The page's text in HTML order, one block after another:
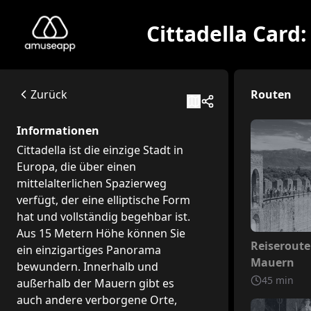
Cittadella Card: le Mura e i Luoghi della Cultura di Cittadella
Cittadella ist die einzige Stadt in Europa, die über einen
Available itineraries
The Walls: Erleben Sie die Erfahrung eines
Theaterroute
Das Teatro Sociale: Bewundern Sie das verborgene
Reiseroute der Kathedrale
Das Dommuseum: Besuchen Sie einen Ort voller
Reiseroute des Prätorianerpalastes
Der Prätorianerpalast: Tauchen Sie ein in die
Rednerroute
Das Oratorium des Erlösers: Betreten Sie diese kostbare
Zurück
Informationen
Cittadella ist die einzige Stadt in
Europa, die über einen
mittelalterlichen Spazierweg
verfügt, der eine elliptische Form
hat und vollständig begehbar ist.
Aus 15 Metern Höhe können Sie
ein einzigartiges Panorama
bewundern. Innerhalb und
außerhalb der Mauern gibt es
auch andere verborgene Orte,
Routen
Nicht
Mauern
45 min